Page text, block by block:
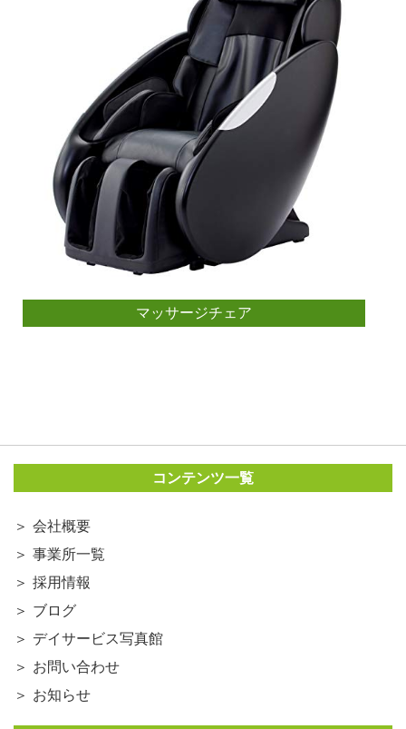
マッサージチェア
コンテンツ一覧
会社概要
事業所一覧
採用情報
ブログ
デイサービス写真館
お問い合わせ
お知らせ